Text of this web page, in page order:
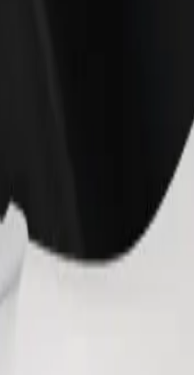
την ιδανική για το ταξίδι σου.